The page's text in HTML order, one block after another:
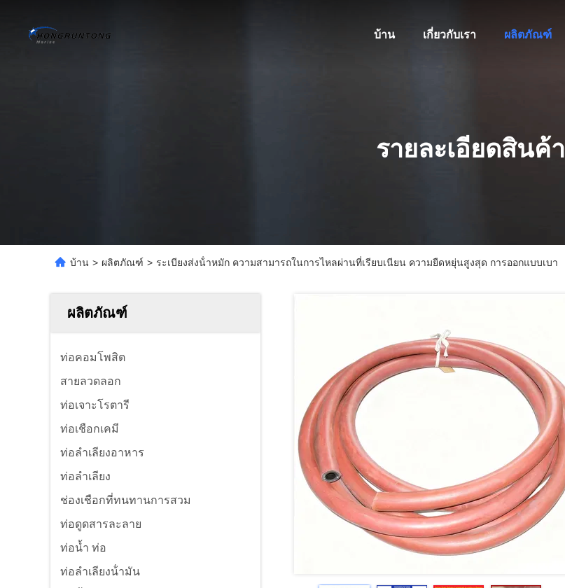
บ้าน เกี่ยวกับเรา ผลิตภัณฑ์
รายละเอียดสินค้า
บ้าน > ผลิตภัณฑ์ > ระเบียงส่งน้ําหมัก ความสามารถในการไหลผ่านที่เรียบเนียน ความยืดหยุ่นสูงสุด การออกแบบเบา
ผลิตภัณฑ์
ท่อคอมโพสิต
สายลวดลอก
ท่อเจาะโรตารี
ท่อเชือกเคมี
ท่อลําเลียงอาหาร
ท่อลําเลียง
ช่องเชือกที่ทนทานการสวม
ท่อดูดสารละลาย
ท่อน้ำ ท่อ
ท่อลําเลียงน้ํามัน